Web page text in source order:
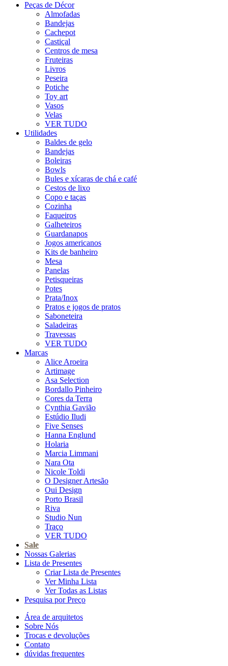
Peças de Décor
Almofadas
Bandejas
Cachepot
Castiçal
Centros de mesa
Fruteiras
Livros
Peseira
Potiche
Toy art
Vasos
Velas
VER TUDO
Utilidades
Baldes de gelo
Bandejas
Boleiras
Bowls
Bules e xícaras de chá e café
Cestos de lixo
Copo e taças
Cozinha
Faqueiros
Galheteiros
Guardanapos
Jogos americanos
Kits de banheiro
Mesa
Panelas
Petisqueiras
Potes
Prata/Inox
Pratos e jogos de pratos
Saboneteira
Saladeiras
Travessas
VER TUDO
Marcas
Alice Aroeira
Artimage
Asa Selection
Bordallo Pinheiro
Cores da Terra
Cynthia Gavião
Estúdio Iludi
Five Senses
Hanna Englund
Holaria
Marcia Limmani
Nara Ota
Nicole Toldi
O Designer Artesão
Oui Design
Porto Brasil
Riva
Studio Nun
Traço
VER TUDO
Sale
Nossas Galerias
Lista de Presentes
Criar Lista de Presentes
Ver Minha Lista
Ver Todas as Listas
Pesquisa por Preço
Área de arquitetos
Sobre Nós
Trocas e devoluções
Contato
dúvidas frequentes